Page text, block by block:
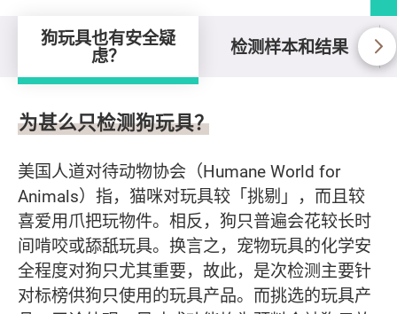
狗玩具也有安全疑
虑？ 检测样本和结果
狗玩具也有安全疑虑？
为甚么只检测狗玩具？
美国人道对待动物协会（Humane World for
Animals）指，猫咪对玩具较「挑剔」，而且较
喜爱用爪把玩物件。相反，狗只普遍会花较长时
间啃咬或舔舐玩具。换言之，宠物玩具的化学安
全程度对狗只尤其重要，故此，是次检测主要针
对标榜供狗只使用的玩具产品。而挑选的玩具产